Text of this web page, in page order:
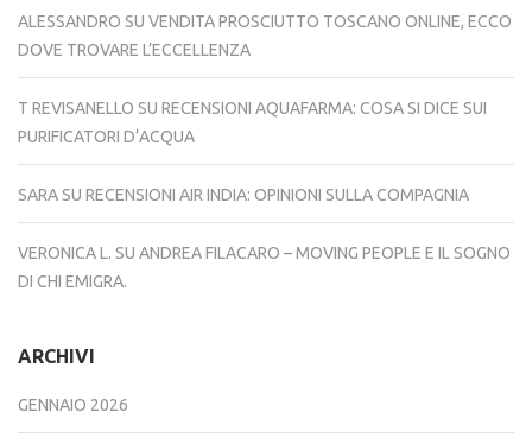
ALESSANDRO SU VENDITA PROSCIUTTO TOSCANO ONLINE, ECCO
DOVE TROVARE L’ECCELLENZA
T REVISANELLO SU RECENSIONI AQUAFARMA: COSA SI DICE SUI
PURIFICATORI D’ACQUA
SARA SU RECENSIONI AIR INDIA: OPINIONI SULLA COMPAGNIA
VERONICA L. SU ANDREA FILACARO – MOVING PEOPLE E IL SOGNO
DI CHI EMIGRA.
ARCHIVI
GENNAIO 2026